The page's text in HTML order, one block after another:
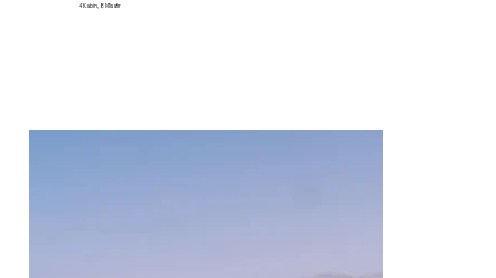
4 Kabin, 8 Misafir